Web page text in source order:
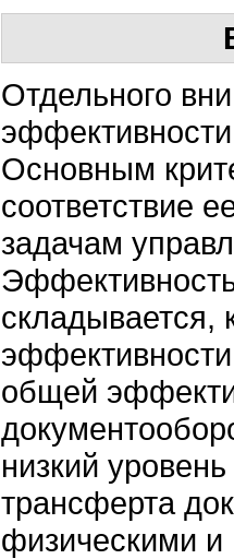
Отдельного
Основным
соответствие
задачам
складывается,
общей
низкий
трансферта
физическими